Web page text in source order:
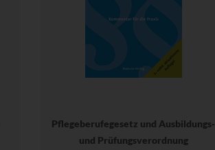
Pflegeberufegesetz und Ausbildungs-
und Prüfungsverordnung